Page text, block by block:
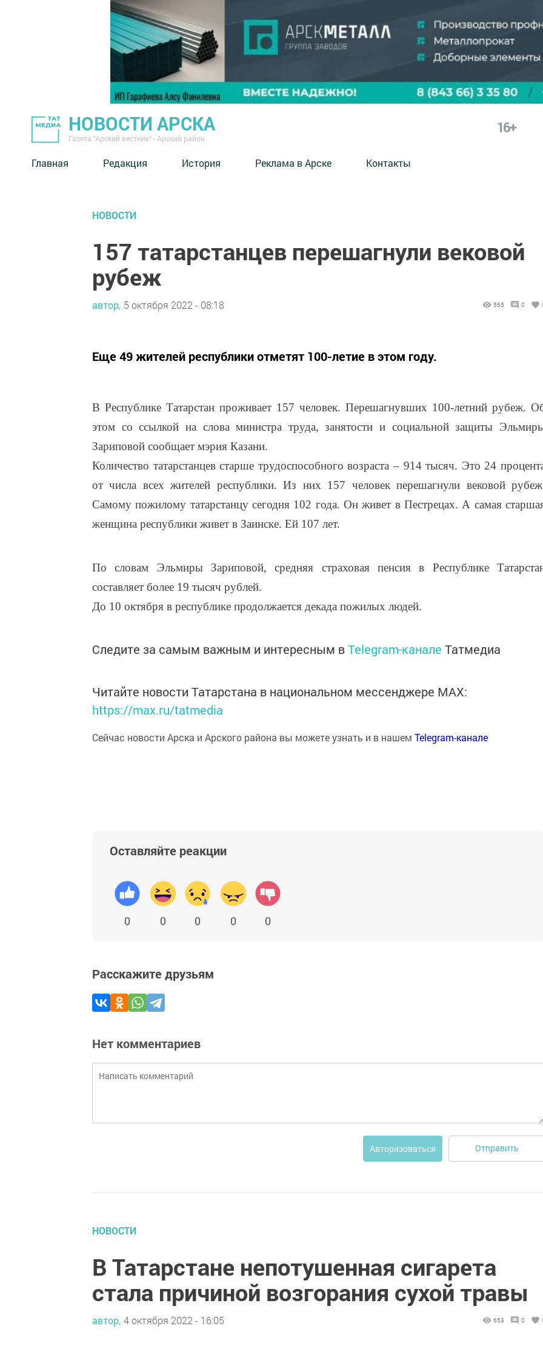
НОВОСТИ АРСКА
Газета "Арский вестник" - Арский район
16+
Главная Редакция История Реклама в Арске Контакты
НОВОСТИ
157 татарстанцев перешагнули вековой
рубеж
автор, 5 октября 2022 - 08:18 565 0
Еще 49 жителей республики отметят 100-летие в этом году.
В Республике Татарстан проживает 157 человек. Перешагнувших 100-летний рубеж.
этом со ссылкой на слова министра труда, занятости и социальной защиты
Зариповой сообщает мэрия Казани.
Количество татарстанцев старше трудоспособного возраста – 914 тысяч. Это 24
от числа всех жителей республики. Из них 157 человек перешагнули вековой
Самому пожилому татарстанцу сегодня 102 года. Он живет в Пестрецах. А самая
женщина республики живет в Заинске. Ей 107 лет.
По словам Эльмиры Зариповой, средняя страховая пенсия в Республике
составляет более 19 тысяч рублей.
До 10 октября в республике продолжается декада пожилых людей.
Следите за самым важным и интересным вTelegram-канале Татмедиа
Читайте новости Татарстана в национальном мессенджере MАХ:
https://max.ru/tatmedia
Сейчас новости Арска и Арского района вы можете узнать и в нашем Telegram-канале
Оставляйте реакции
0 0 0 0 0
Расскажите друзьям
Нет комментариев
Авторизоваться Отправить
НОВОСТИ
В Татарстане непотушенная сигарета
стала причиной возгорания сухой травы
автор, 4 октября 2022 - 16:05 653 0